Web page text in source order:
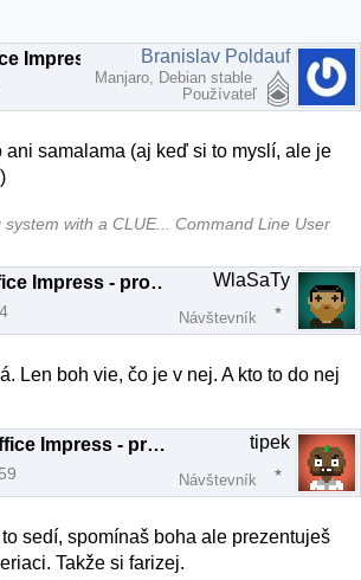
RE: LibreOffice Impress - problém po prenesení na druhý komp
Branislav Poldauf
Manjaro, Debian stable
Používateľ
ani samalama (aj keď si to myslí, ale je
with a CLUE... Command Line User
RE: LibreOffice Impress - problém po prenesení na druhý komp WlaSaTy
Návštevník
Len boh vie, čo je v nej. A kto to do nej
RE: LibreOffice Impress - problém po prenesení na druhý komp tipek
Návštevník
sedí, spomínaš boha ale prezentuješ
Takže si farizej.